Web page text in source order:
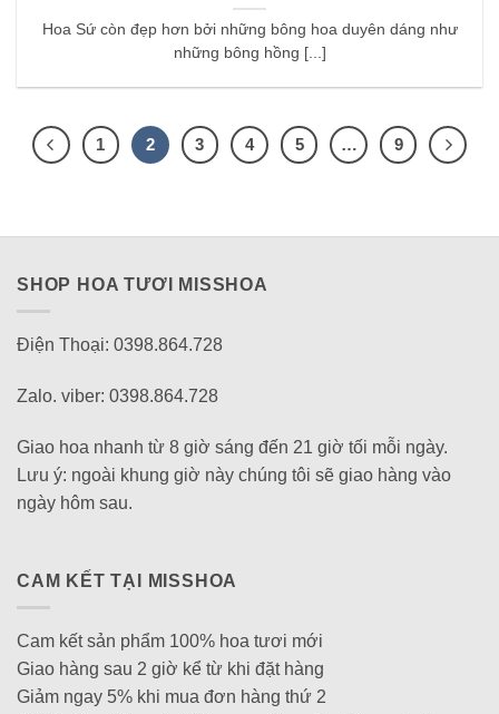
Hoa Sứ còn đẹp hơn bởi những bông hoa duyên dáng như
những bông hồng [...]
1 2 3 4 5 … 9
SHOP HOA TƯƠI MISSHOA
Điện Thoại: 0398.864.728
Zalo. viber: 0398.864.728
Giao hoa nhanh từ 8 giờ sáng đến 21 giờ tối mỗi ngày.
Lưu ý: ngoài khung giờ này chúng tôi sẽ giao hàng vào
ngày hôm sau.
CAM KẾT TẠI MISSHOA
Cam kết sản phẩm 100% hoa tươi mới
Giao hàng sau 2 giờ kể từ khi đặt hàng
Giảm ngay 5% khi mua đơn hàng thứ 2